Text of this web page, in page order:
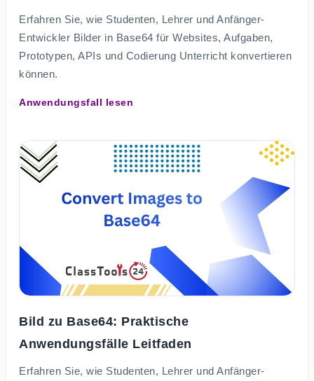
Erfahren Sie, wie Studenten, Lehrer und Anfänger-
Entwickler Bilder in Base64 für Websites, Aufgaben,
Prototypen, APIs und Codierung Unterricht konvertieren
können.
Anwendungsfall lesen
Bild zu Base64: Praktische
Anwendungsfälle Leitfaden
Erfahren Sie, wie Studenten, Lehrer und Anfänger-